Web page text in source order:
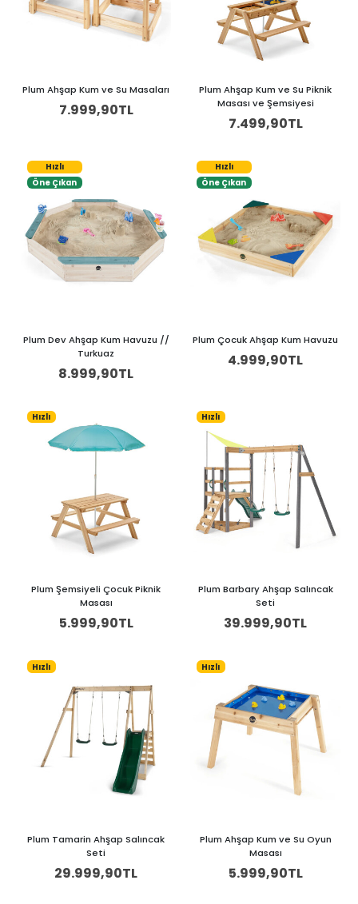
Plum Ahşap Kum ve Su Masaları
7.999,90TL
Plum Ahşap Kum ve Su Piknik
Masası ve Şemsiyesi
7.499,90TL
Hızlı
Öne Çıkan
Plum Dev Ahşap Kum Havuzu //
Turkuaz
8.999,90TL
Hızlı
Öne Çıkan
Plum Çocuk Ahşap Kum Havuzu
4.999,90TL
Hızlı
Plum Şemsiyeli Çocuk Piknik
Masası
5.999,90TL
Hızlı
Plum Barbary Ahşap Salıncak
Seti
39.999,90TL
Hızlı
Plum Tamarin Ahşap Salıncak
Seti
29.999,90TL
Hızlı
Plum Ahşap Kum ve Su Oyun
Masası
5.999,90TL